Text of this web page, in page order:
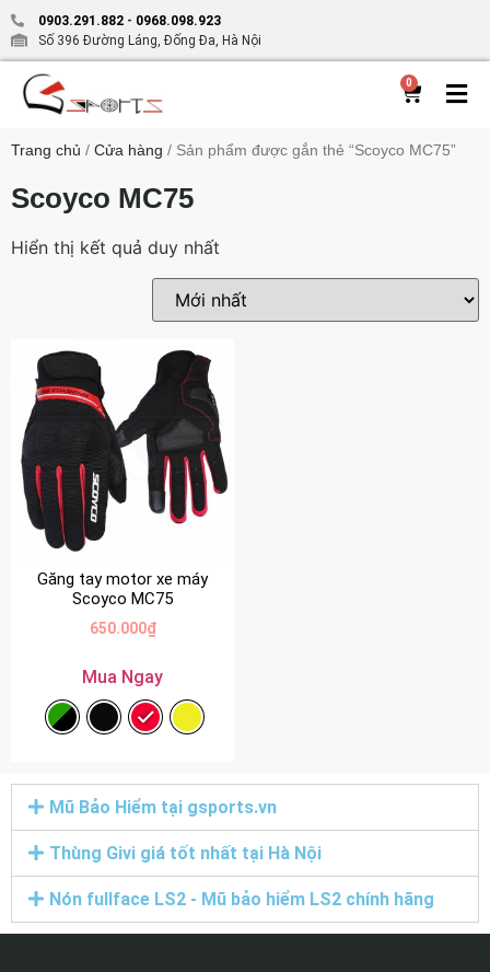
0903.291.882 - 0968.098.923
Số 396 Đường Láng, Đống Đa, Hà Nội
0
Trang chủ / Cửa hàng / Sản phẩm được gắn thẻ “Scoyco MC75”
Scoyco MC75
Hiển thị kết quả duy nhất
Găng tay motor xe máy
Scoyco MC75
650.000₫
Mua Ngay
Mũ Bảo Hiểm tại gsports.vn
Thùng Givi giá tốt nhất tại Hà Nội
Nón fullface LS2 - Mũ bảo hiểm LS2 chính hãng